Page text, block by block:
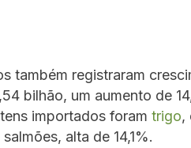
também registraram
bilhão, um aumento de
importados foram trigo,
alta de 14,1%.